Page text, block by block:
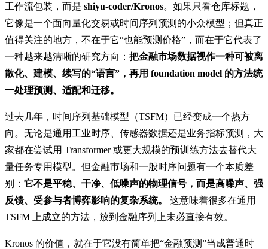
工作流包装，而是 shiyu-coder/Kronos。如果只看仓库标题，
它像是一个面向量化交易或时间序列预测的小众模型；但真正
值得关注的地方，不在于它“也能预测价格”，而在于它代表了
一种越来越清晰的研究方向： 把金融市场数据视作一种可被离
散化、建模、续写的“语言”，再用 foundation model 的方法统
一处理预测、适配和迁移。
过去几年，时间序列基础模型（TSFM）已经变成一个热方
向。无论是通用工业时序、传感器数据还是业务指标预测，大
家都在尝试用 Transformer 或更大规模的预训练方法去替代大
量任务专用模型。但金融市场和一般时序问题有一个本质差
别： 它不是平稳、干净、低噪声的物理信号，而是高噪声、强
反馈、受参与者博弈影响的复杂系统。
这意味着很多在通用
TSFM 上成立的方法，放到金融序列上未必直接有效。
Kronos 的价值，就在于它没有简单把“金融预测”当成普通时